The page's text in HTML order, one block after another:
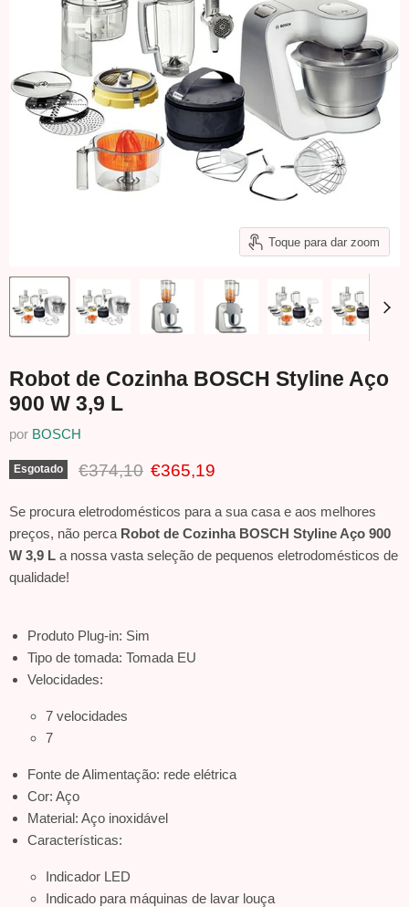
Toque para dar zoom
Robot de Cozinha BOSCH Styline Aço
900 W 3,9 L
por BOSCH
Esgotado Preço Original
€374,10 Preço Atual
€365,19
Se procura eletrodomésticos para a sua casa e aos melhores
preços, não perca Robot de Cozinha BOSCH Styline Aço 900
W 3,9 L a nossa vasta seleção de pequenos eletrodomésticos de
qualidade!
Produto Plug-in: Sim
Tipo de tomada: Tomada EU
Velocidades:
7 velocidades
7
Fonte de Alimentação: rede elétrica
Cor: Aço
Material: Aço inoxidável
Características:
Indicador LED
Indicado para máquinas de lavar louça